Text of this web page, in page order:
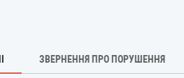
ЗВЕРНЕННЯ ПРО ПОРУШЕННЯ